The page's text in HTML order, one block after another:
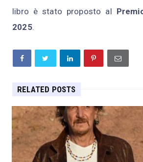
libro è stato proposto al
2025.
RELATED POSTS